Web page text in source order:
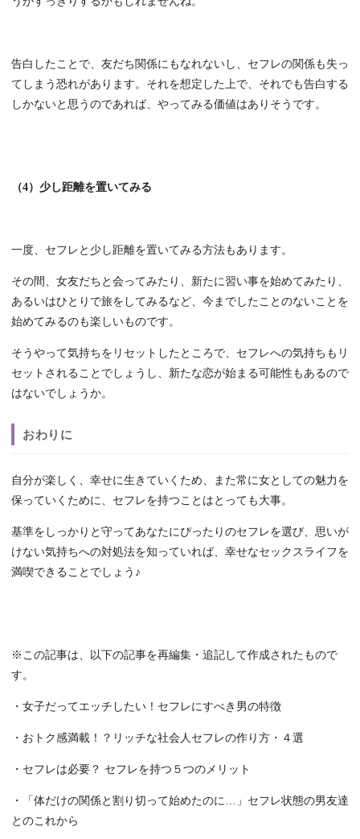
告白したことで、友だち関係にもなれないし、セフレの関係も失っ
てしまう恐れがあります。それを想定した上で、それでも告白する
しかないと思うのであれば、やってみる価値はありそうです。
（4）少し距離を置いてみる
一度、セフレと少し距離を置いてみる方法もあります。
その間、女友だちと会ってみたり、新たに習い事を始めてみたり、
あるいはひとりで旅をしてみるなど、今までしたことのないことを
始めてみるのも楽しいものです。
そうやって気持ちをリセットしたところで、セフレへの気持ちもリ
セットされることでしょうし、新たな恋が始まる可能性もあるので
はないでしょうか。
おわりに
自分が楽しく、幸せに生きていくため、また常に女としての魅力を
保っていくために、セフレを持つことはとっても大事。
基準をしっかりと守ってあなたにぴったりのセフレを選び、思いが
けない気持ちへの対処法を知っていれば、幸せなセックスライフを
満喫できることでしょう♪
※この記事は、以下の記事を再編集・追記して作成されたもので
す。
・女子だってエッチしたい！セフレにすべき男の特徴
・おトク感満載！？リッチな社会人セフレの作り方・４選
・セフレは必要？ セフレを持つ５つのメリット
・「体だけの関係と割り切って始めたのに…」セフレ状態の男友達
とのこれから